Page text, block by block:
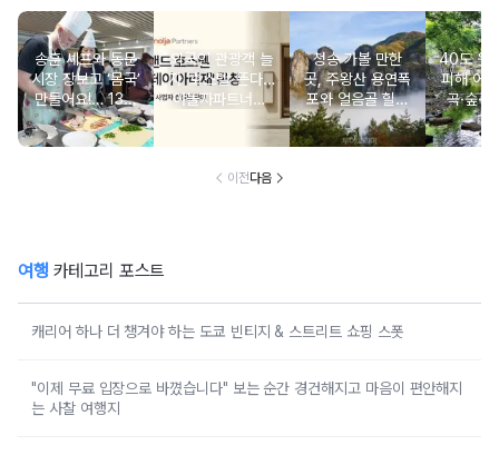
송훈 셰프와 동문
시장 장보고 ‘몸국’
만들어요!… 13일
‘제주미행’ 특별회
차 운영
외국인 관광객 늘
자 ‘호스텔’ 뜬다…
야놀자파트너스,
‘스테이 아리재’ 4
청송 가볼 만한
곳, 주왕산 용연폭
포와 얼음골 힐링
코스
40도 웃
피해 어
곡·숲·
떠나는
여
이전다음
여행 카테고리 포스트
캐리어 하나 더 챙겨야 하는 도쿄 빈티지 & 스트리트 쇼핑 스폿
"이제 무료 입장으로 바꼈습니다" 보는 순간 경건해지고 마음이 편안해지
는 사찰 여행지